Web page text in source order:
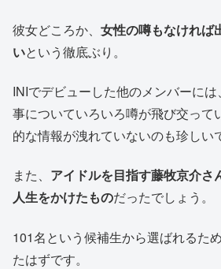
彼女どころか、 女性の噂もなければ
いという徹底ぶり。
INIでデビューした他のメンバーに
事についていろいろ噂が飛び交って
的な情報が洩れていないのも珍しい
また、 アイドルを目指す藤牧京介さ
人生をかけたものだったでしょう。
101名という候補生から選ばれるた
たはずです。